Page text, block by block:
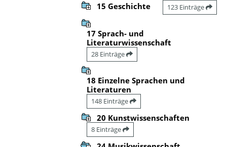
15 Geschichte 123 Einträge
17 Sprach- und
Literaturwissenschaft
28 Einträge
18 Einzelne Sprachen und
Literaturen
148 Einträge
20 Kunstwissenschaften
8 Einträge